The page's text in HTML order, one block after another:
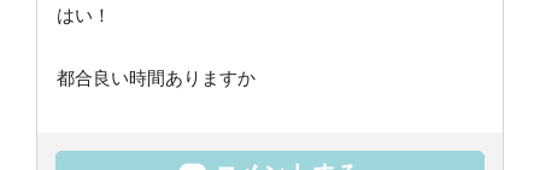
はい！
都合良い時間ありますか